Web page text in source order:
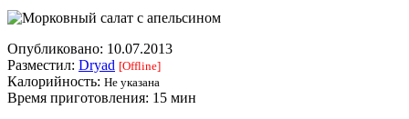
Опубликовано: 10.07.2013
Разместил: Dryad [Offline]
Калорийность: Не указана
Время приготовления: 15 мин